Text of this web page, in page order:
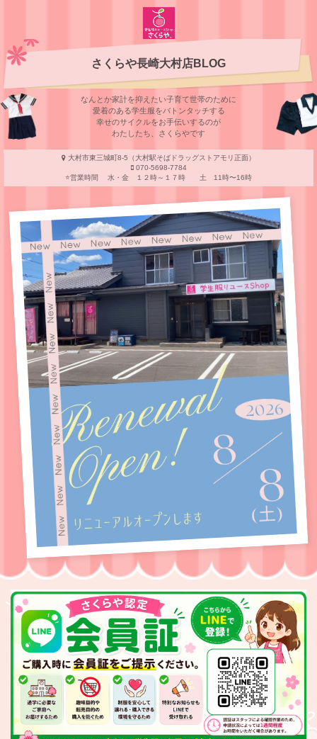
さくらや長崎大村店BLOG
なんとか家計を抑えたい子育て世帯のために
愛着のある学⽣服をバトンタッチする
幸せのサイクルをお⼿伝いするのが
わたしたち、さくらやです
大村市東三城町8-5（大村駅そばドラッグストアモリ正面）
070-5698-7784
⭐️営業時間 水・金 １２時～１７時 土 11時〜16時